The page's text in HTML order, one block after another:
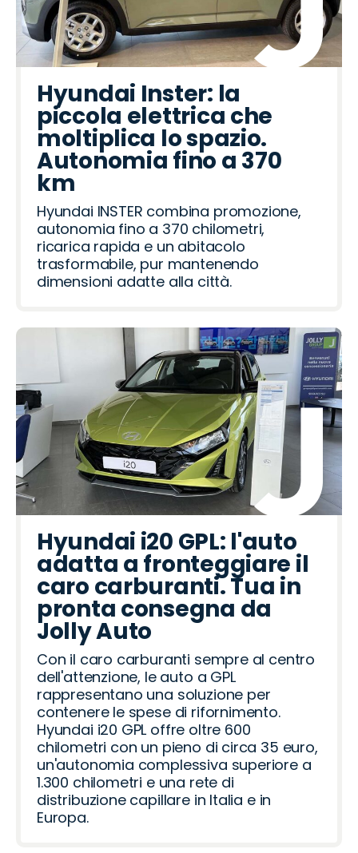
Hyundai Inster: la
piccola elettrica che
moltiplica lo spazio.
Autonomia fino a 370
km
Hyundai INSTER combina promozione,
autonomia fino a 370 chilometri,
ricarica rapida e un abitacolo
trasformabile, pur mantenendo
dimensioni adatte alla città.
Hyundai i20 GPL: l'auto
adatta a fronteggiare il
caro carburanti. Tua in
pronta consegna da
Jolly Auto
Con il caro carburanti sempre al centro
dell'attenzione, le auto a GPL
rappresentano una soluzione per
contenere le spese di rifornimento.
Hyundai i20 GPL offre oltre 600
chilometri con un pieno di circa 35 euro,
un'autonomia complessiva superiore a
1.300 chilometri e una rete di
distribuzione capillare in Italia e in
Europa.